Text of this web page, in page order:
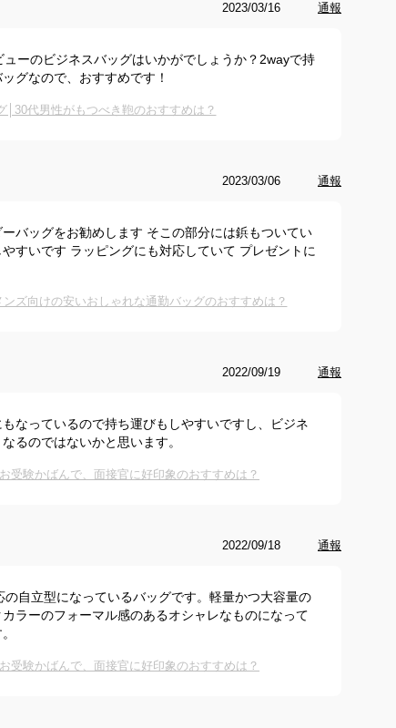
2023/03/16 通報
ーのビジネスバッグはいかがでしょうか？2wayで持
グなので、おすすめです！
│30代男性がもつべき鞄のおすすめは？
2023/03/06 通報
バッグをお勧めします そこの部分には鋲もついてい
すいです ラッピングにも対応していて プレゼントに
ズ向けの安いおしゃれな通勤バッグのおすすめは？
2022/09/19 通報
なっているので持ち運びもしやすいですし、ビジネ
るのではないかと思います。
受験かばんで、面接官に好印象のおすすめは？
2022/09/18 通報
自立型になっているバッグです。軽量かつ大容量の
ラーのフォーマル感のあるオシャレなものになって
受験かばんで、面接官に好印象のおすすめは？